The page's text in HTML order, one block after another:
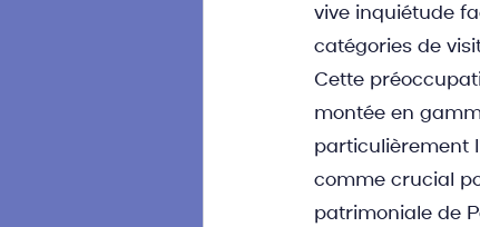
vive inquiétude
catégories de
Cette
montée en
particulièrement
comme crucial
patrimoniale de